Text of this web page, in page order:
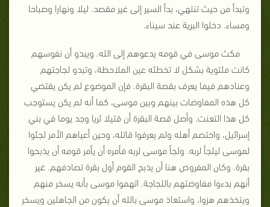
وتبدأ من حيث تنتهي، بدأ السير إلى غير مقصد. ليلا ونهارا وصباحا
ومساء. دخلوا البرية عند سيناء.
مكث موسى في قومه يدعوهم إلى الله. ويبدو أن نفوسهم
كانت ملتوية بشكل لا تخطئه عين الملاحظة، وتبدو لجاجتهم
وعنادهم فيما يعرف بقصة البقرة. فإن الموضوع لم يكن يقتضي
كل هذه المفاوضات بينهم وبين موسى، كما أنه لم يكن يستوجب
كل هذا التعنت. وأصل قصة البقرة أن قتيلا ثريا وجد يوما في بني
إسرائيل، واختصم أهله ولم يعرفوا قاتله، وحين أعياهم الأمر لجئوا
لموسى ليلجأ لربه. ولجأ موسى لربه فأمره أن يأمر قومه أن يذبحوا
بقرة. وكان المفروض هنا أن يذبح القوم أول بقرة تصادفهم. غير
أنهم بدءوا مفاوضتهم باللجاجة. اتهموا موسى بأنه يسخر منهم
ويتخذهم هزوا، واستعاذ موسى بالله أن يكون من الجاهلين ويسخر